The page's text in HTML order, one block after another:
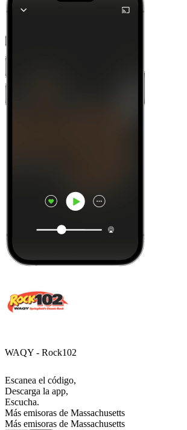
WAQY - Rock102
Escanea el código,
Descarga la app,
Escucha.
Más emisoras de Massachusetts
Más emisoras de Massachusetts